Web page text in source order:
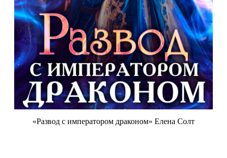
«Развод с императором драконом» Елена Солт